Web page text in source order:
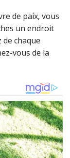
de paix, vous
un endroit
chaque
vous de la